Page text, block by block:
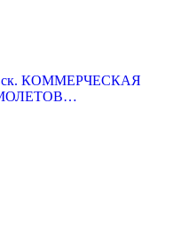
КОММЕРЧЕСКАЯ